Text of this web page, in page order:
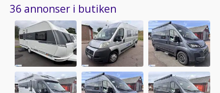
36 annonser i butiken